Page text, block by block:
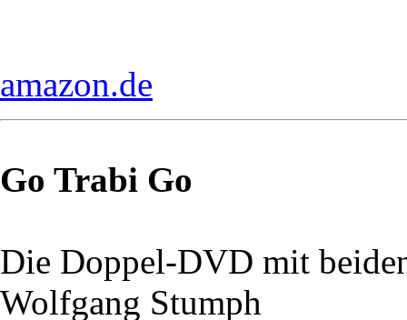
amazon.de
Go Trabi Go
Die Doppel-DVD mit
Wolfgang Stumph